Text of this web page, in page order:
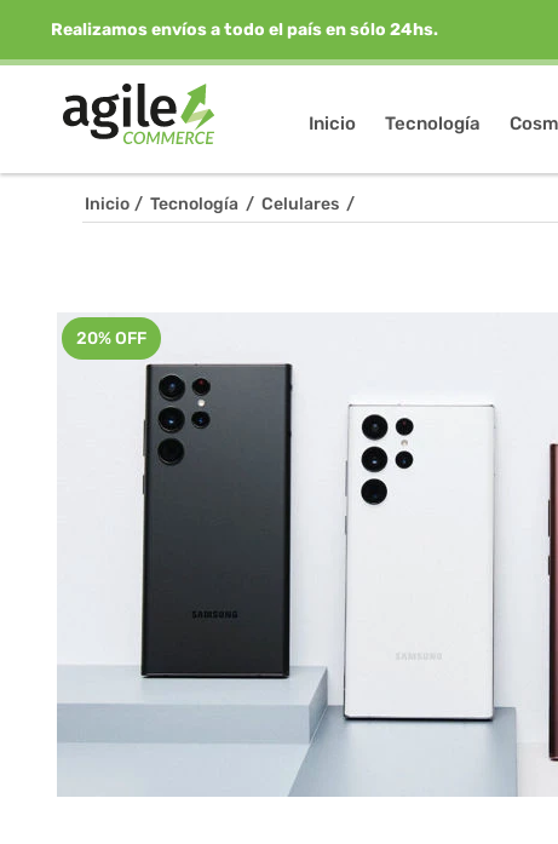
Realizamos envíos a todo el país en sólo 24hs.
Inicio Tecnología
Inicio / Tecnología / Celulares /
20% OFF